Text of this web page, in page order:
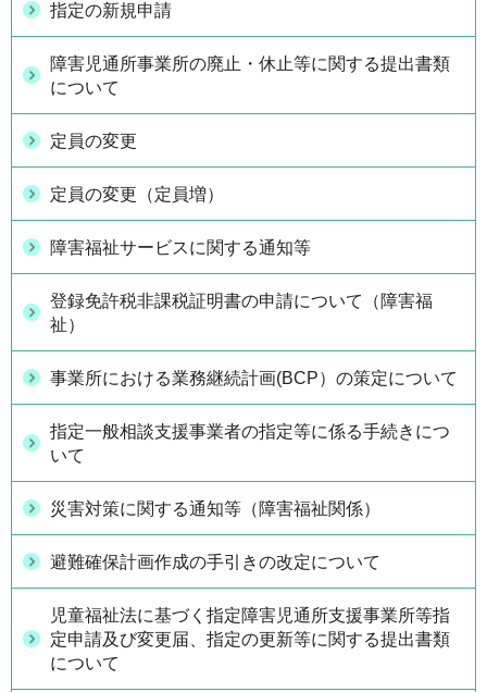
指定の新規申請
障害児通所事業所の廃止・休止等に関する提出書類
について
定員の変更
定員の変更（定員増）
障害福祉サービスに関する通知等
登録免許税非課税証明書の申請について（障害福
祉）
事業所における業務継続計画(BCP）の策定について
指定一般相談支援事業者の指定等に係る手続きにつ
いて
災害対策に関する通知等（障害福祉関係）
避難確保計画作成の手引きの改定について
児童福祉法に基づく指定障害児通所支援事業所等指
定申請及び変更届、指定の更新等に関する提出書類
について